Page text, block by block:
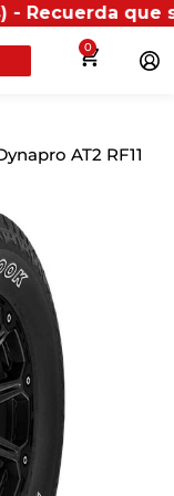
que si
0
AT2 RF11